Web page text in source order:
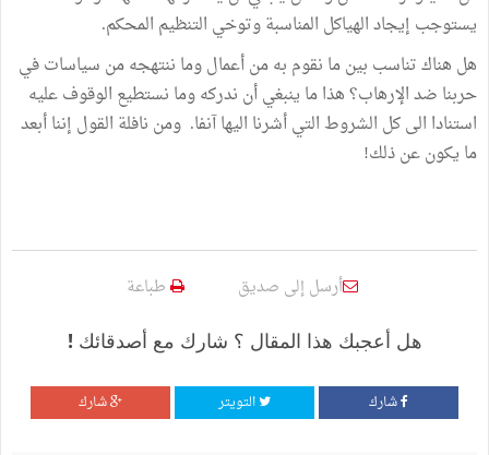
يستوجب إيجاد الهياكل المناسبة وتوخي التنظيم المحكم.
هل هناك تناسب بين ما نقوم به من أعمال وما ننتهجه من سياسات في
حربنا ضد الإرهاب؟ هذا ما ينبغي أن ندركه وما نستطيع الوقوف عليه
استنادا الى كل الشروط التي أشرنا اليها آنفا. ومن نافلة القول إننا أبعد
ما يكون عن ذلك!
أرسل إلى صديق طباعة
هل أعجبك هذا المقال ؟ شارك مع أصدقائك !
شارك التويتر شارك